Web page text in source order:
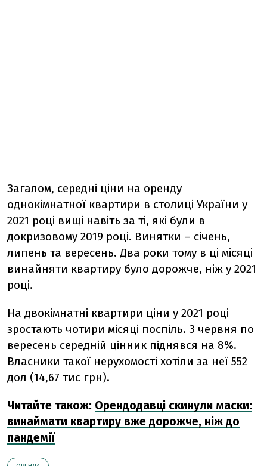
Загалом, середні ціни на оренду
однокімнатної квартири в столиці України у
2021 році вищі навіть за ті, які були в
докризовому 2019 році. Винятки – січень,
липень та вересень. Два роки тому в ці місяці
винайняти квартиру було дорожче, ніж у 2021
році.
На двокімнатні квартири ціни у 2021 році
зростають чотири місяці поспіль. З червня по
вересень середній цінник піднявся на 8%.
Власники такої нерухомості хотіли за неї 552
дол (14,67 тис грн).
Читайте також: Орендодавці скинули маски:
винаймати квартиру вже дорожче, ніж до
пандемії